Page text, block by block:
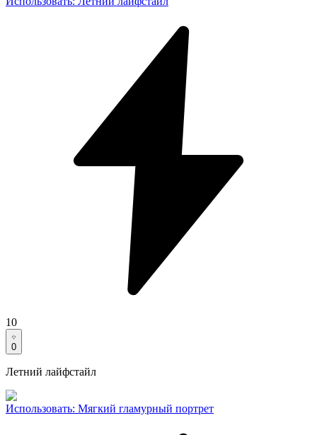
10
0
Летний лайфстайл
Использовать: Мягкий гламурный портрет